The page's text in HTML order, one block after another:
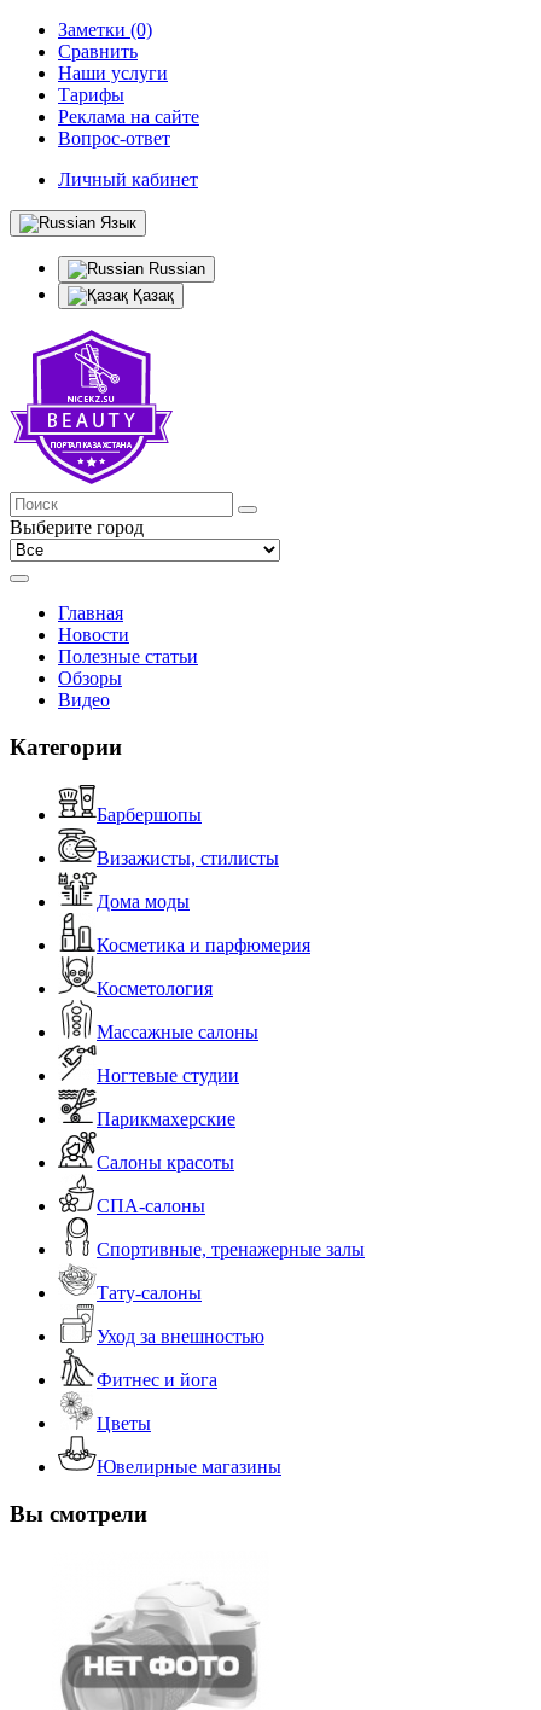
Заметки (0)
Сравнить
Наши услуги
Тарифы
Реклама на сайте
Вопрос-ответ
Личный кабинет
Язык
Russian
Қазақ
Выберите город
Главная
Новости
Полезные статьи
Обзоры
Видео
Категории
Барбершопы
Визажисты, стилисты
Дома моды
Косметика и парфюмерия
Косметология
Массажные салоны
Ногтевые студии
Парикмахерские
Салоны красоты
СПА-салоны
Спортивные, тренажерные залы
Тату-салоны
Уход за внешностью
Фитнес и йога
Цветы
Ювелирные магазины
Вы смотрели